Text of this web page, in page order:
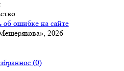
ошибке на сайте
2026
(0)